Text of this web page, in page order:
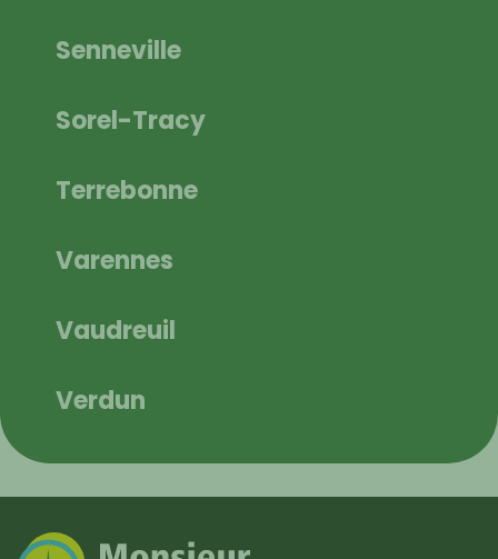
Senneville
Sorel-Tracy
Terrebonne
Varennes
Vaudreuil
Verdun